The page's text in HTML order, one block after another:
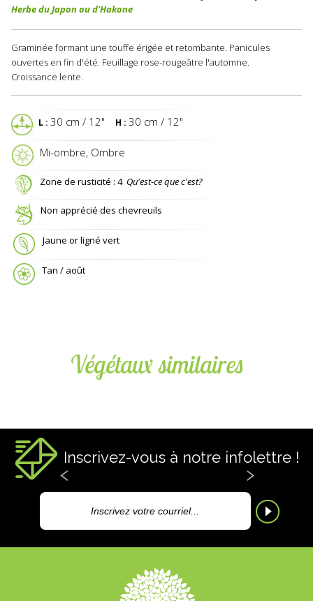
Herbe du Japon ou d'Hakone
Graminée formant une touffe érigée et retombante. Panicules
ouvertes en fin d'été. Feuillage rose-rougeâtre l'automne.
Croissance lente.
L : 30 cm / 12" H : 30 cm / 12"
Mi-ombre, Ombre
Zone de rusticité : 4Qu'est-ce que c'est?
Non apprécié des chevreuils
Jaune or ligné vert
Tan / août
Végétaux similaires
Inscrivez-vous à notre infolettre !